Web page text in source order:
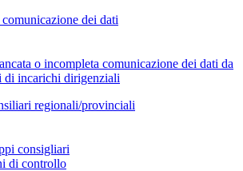
dei dati
o incompleta comunicazione dei dati da
di incarichi dirigenziali
regionali/provinciali
consigliari
di controllo